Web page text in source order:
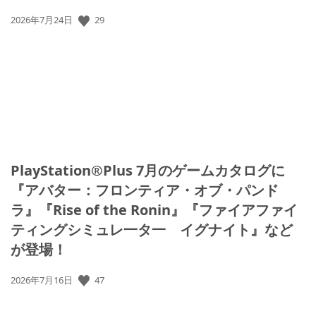
公
2026年7月24日 29
PlayStation®Plus 7月のゲームカタログに
『アバター：フロンティア・オブ・パンド
ラ』『Rise of the Ronin』『ファイアファイ
ティングシミュレ一タ一 イグナイト』など
が登場！
公
2026年7月16日 47